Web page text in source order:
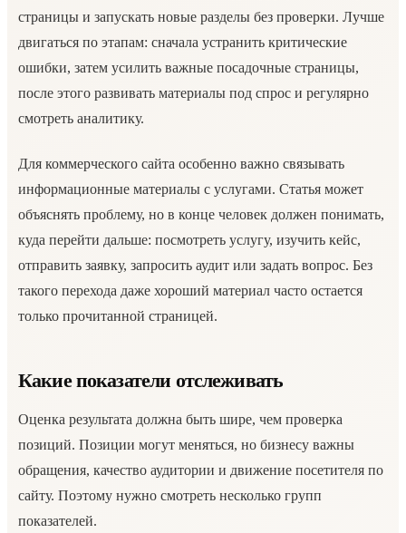
страницы и запускать новые разделы без проверки. Лучше
двигаться по этапам: сначала устранить критические
ошибки, затем усилить важные посадочные страницы,
после этого развивать материалы под спрос и регулярно
смотреть аналитику.
Для коммерческого сайта особенно важно связывать
информационные материалы с услугами. Статья может
объяснять проблему, но в конце человек должен понимать,
куда перейти дальше: посмотреть услугу, изучить кейс,
отправить заявку, запросить аудит или задать вопрос. Без
такого перехода даже хороший материал часто остается
только прочитанной страницей.
Какие показатели отслеживать
Оценка результата должна быть шире, чем проверка
позиций. Позиции могут меняться, но бизнесу важны
обращения, качество аудитории и движение посетителя по
сайту. Поэтому нужно смотреть несколько групп
показателей.